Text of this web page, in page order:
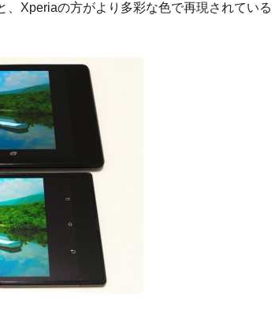
Xperiaの方がより多彩な色で再現されている